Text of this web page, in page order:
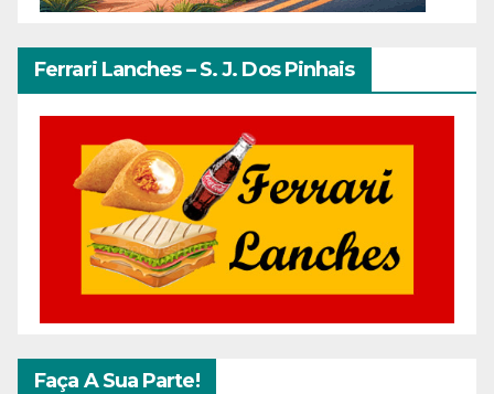
Ferrari Lanches – S. J. Dos Pinhais
Faça A Sua Parte!